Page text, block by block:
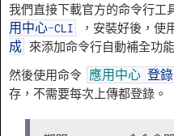
我們直接下載官方的命令行工
用中心-CLI ，安裝好後，使
成
來添加命令行自動補全功
然後使用命令 應用中心 登錄
存，不需要每次上傳都登錄。